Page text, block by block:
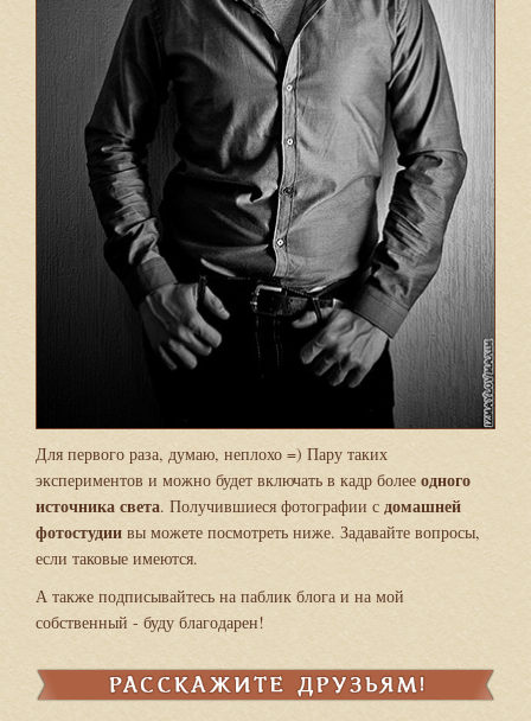
Для первого раза, думаю, неплохо =) Пару таких
экспериментов и можно будет включать в кадр более одного
источника света. Получившиеся фотографии с домашней
фотостудии вы можете посмотреть ниже. Задавайте вопросы,
если таковые имеются.
А также подписывайтесь на паблик блога и на мой
собственный - буду благодарен!